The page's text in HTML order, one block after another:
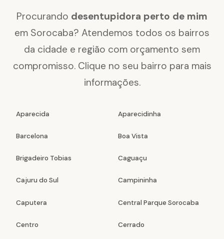
Procurando desentupidora perto de mim
em Sorocaba? Atendemos todos os bairros
da cidade e região com orçamento sem
compromisso. Clique no seu bairro para mais
informações.
Aparecida Aparecidinha
Barcelona Boa Vista
Brigadeiro Tobias Caguaçu
Cajuru do Sul Campininha
Caputera Central Parque Sorocaba
Centro Cerrado